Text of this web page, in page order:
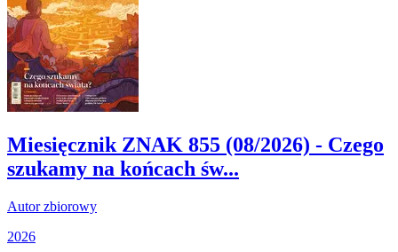
Miesięcznik ZNAK 855 (08/2026) - Czego
szukamy na końcach św...
Autor zbiorowy
2026